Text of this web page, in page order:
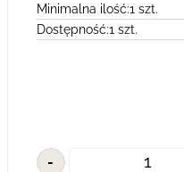
Minimalna ilość:1 szt.
Dostępność:1 szt.
-